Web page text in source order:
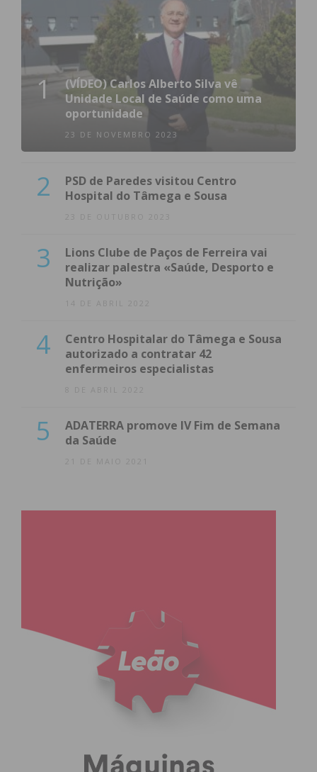
1
(VÍDEO) Carlos Alberto Silva vê
Unidade Local de Saúde como uma
oportunidade
23 DE NOVEMBRO 2023
2
PSD de Paredes visitou Centro
Hospital do Tâmega e Sousa
23 DE OUTUBRO 2023
3
Lions Clube de Paços de Ferreira vai
realizar palestra «Saúde, Desporto e
Nutrição»
14 DE ABRIL 2022
4
Centro Hospitalar do Tâmega e Sousa
autorizado a contratar 42
enfermeiros especialistas
8 DE ABRIL 2022
5
ADATERRA promove IV Fim de Semana
da Saúde
21 DE MAIO 2021